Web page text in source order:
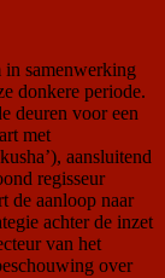
in samenwerking
donkere periode.
deuren voor een
met
aansluitend
regisseur
de aanloop naar
achter de inzet
van het
over